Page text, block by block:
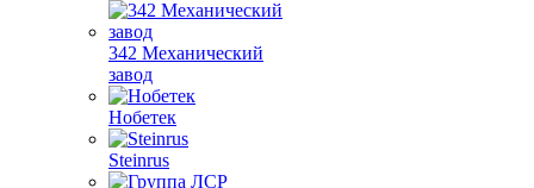
342 Механический
завод
Нобетек
Steinrus